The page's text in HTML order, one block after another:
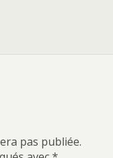
pas publiée.